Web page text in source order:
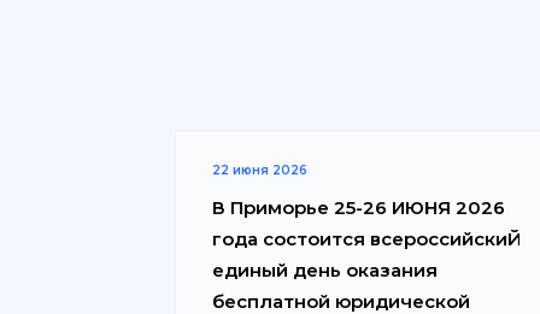
22 июня 2026
В Приморье 25-26 ИЮНЯ 2026
года состоится всероссийскиЙ
единый день оказания
бесплатной юридической